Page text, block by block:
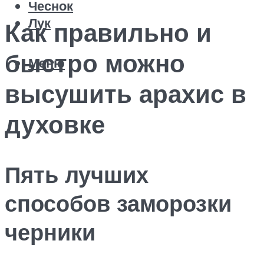
Чеснок
Лук
Меню
Как правильно и
быстро можно
высушить арахис в
духовке
Пять лучших
способов заморозки
черники